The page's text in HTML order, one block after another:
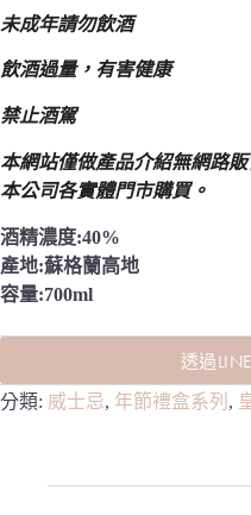
格：
NT$ 1,800。
格：
NT$ 1,550。
未成年請勿飲酒
飲酒過量，有害健康
禁止酒駕
本網站僅做產品介紹無網路販
本公司各實體門市購買。
酒精濃度:40%
產地:蘇格蘭高地
容量:700ml
透過
分類: 威士忌, 年節禮盒系列 ,